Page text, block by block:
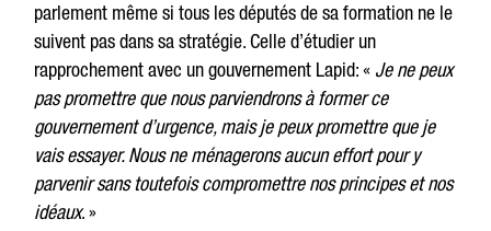
parlement même si tous les députés de sa formation ne le
suivent pas dans sa stratégie. Celle d’étudier un
rapprochement avec un gouvernement Lapid: « Je ne peux
pas promettre que nous parviendrons à former ce
gouvernement d’urgence, mais je peux promettre que je
vais essayer. Nous ne ménagerons aucun effort pour y
parvenir sans toutefois compromettre nos principes et nos
idéaux. »